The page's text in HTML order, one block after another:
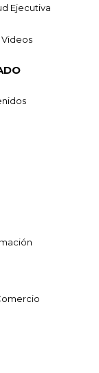
Ejecutiva
Videos